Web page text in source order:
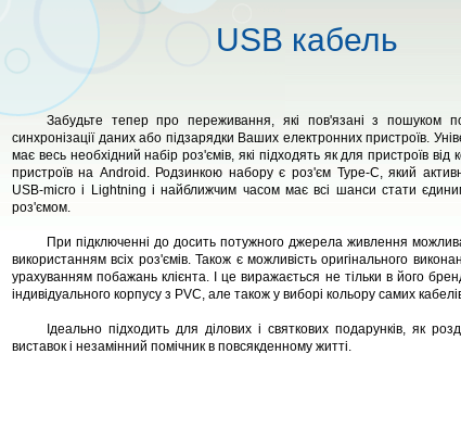
USB кабель
Забудьте тепер про переживання, які пов'язані з пошуком
синхронізації даних або підзарядки Ваших електронних пристроїв.
має весь необхідний набір роз'ємів, які підходять як для пристроїв від
пристроїв на Android. Родзинкою набору є роз'єм Type-C, який
USB-micro і Lightning і найближчим часом має всі шанси стати
роз'ємом.
При підключенні до досить потужного джерела живлення
використанням всіх роз'ємів. Також є можливість оригінального
урахуванням побажань клієнта. І це виражається не тільки в його
індивідуального корпусу з PVC, але також у виборі кольору самих
Ідеально підходить для ділових і святкових подарунків, як
виставок і незамінний помічник в повсякденному житті.